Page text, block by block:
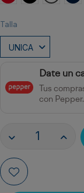
Talla
Date un
Tus
con Pepper.